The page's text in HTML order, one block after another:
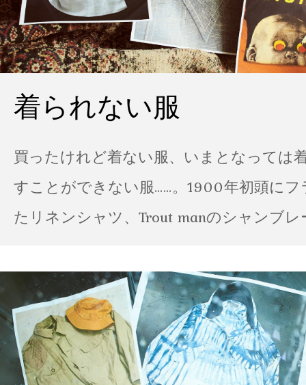
着られない服
買ったけれど着ない服、いまとなっては
すことができない服……。1900年初頭に
たリネンシャツ、Trout manのシャンブ